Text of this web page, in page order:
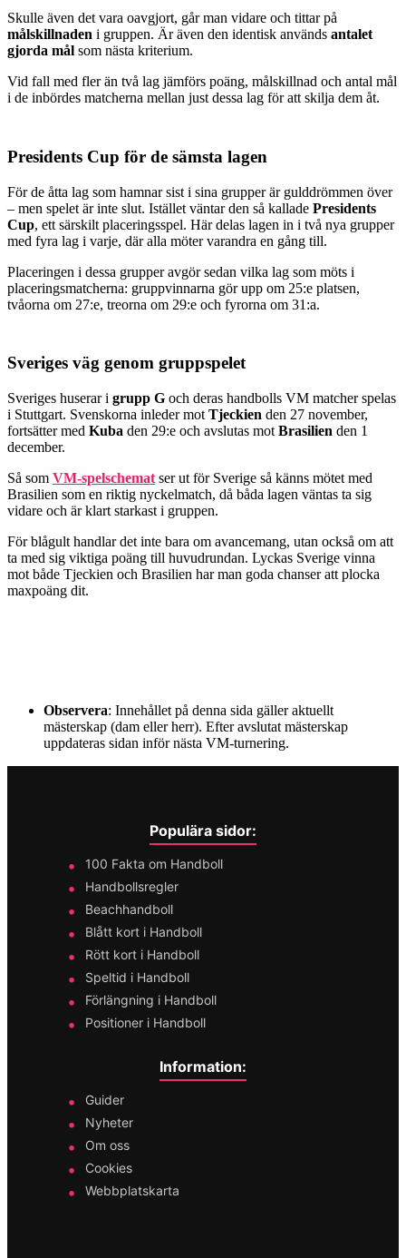
Skulle även det vara oavgjort, går man vidare och tittar på
målskillnaden i gruppen. Är även den identisk används antalet
gjorda mål som nästa kriterium.
Vid fall med fler än två lag jämförs poäng, målskillnad och antal mål
i de inbördes matcherna mellan just dessa lag för att skilja dem åt.
Presidents Cup för de sämsta lagen
För de åtta lag som hamnar sist i sina grupper är gulddrömmen över
– men spelet är inte slut. Istället väntar den så kallade Presidents
Cup, ett särskilt placeringsspel. Här delas lagen in i två nya grupper
med fyra lag i varje, där alla möter varandra en gång till.
Placeringen i dessa grupper avgör sedan vilka lag som möts i
placeringsmatcherna: gruppvinnarna gör upp om 25:e platsen,
tvåorna om 27:e, treorna om 29:e och fyrorna om 31:a.
Sveriges väg genom gruppspelet
Sveriges huserar i grupp G och deras handbolls VM matcher spelas
i Stuttgart. Svenskorna inleder mot Tjeckien den 27 november,
fortsätter med Kuba den 29:e och avslutas mot Brasilien den 1
december.
Så som VM-spelschemat ser ut för Sverige så känns mötet med
Brasilien som en riktig nyckelmatch, då båda lagen väntas ta sig
vidare och är klart starkast i gruppen.
För blågult handlar det inte bara om avancemang, utan också om att
ta med sig viktiga poäng till huvudrundan. Lyckas Sverige vinna
mot både Tjeckien och Brasilien har man goda chanser att plocka
maxpoäng dit.
Observera: Innehållet på denna sida gäller aktuellt
mästerskap (dam eller herr). Efter avslutat mästerskap
uppdateras sidan inför nästa VM-turnering.
Populära sidor:
100 Fakta om Handboll
Handbollsregler
Beachhandboll
Blått kort i Handboll
Rött kort i Handboll
Speltid i Handboll
Förlängning i Handboll
Positioner i Handboll
Information:
Guider
Nyheter
Om oss
Cookies
Webbplatskarta